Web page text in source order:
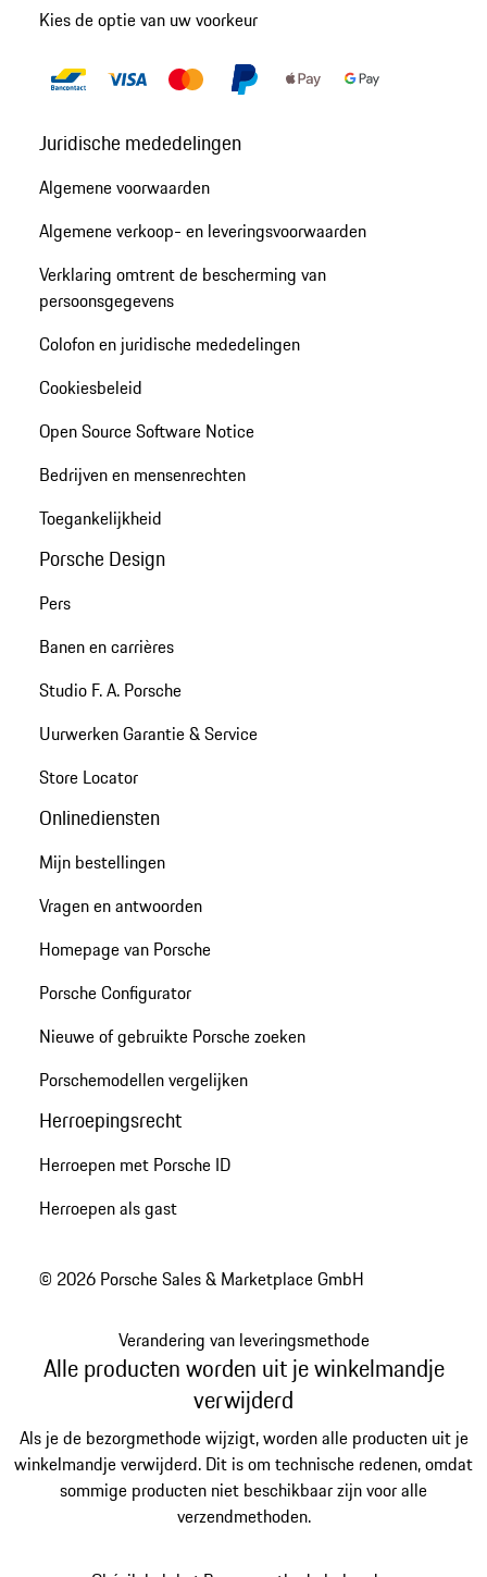
Kies de optie van uw voorkeur
Juridische mededelingen
Algemene voorwaarden
Algemene verkoop- en leveringsvoorwaarden
Verklaring omtrent de bescherming van
persoonsgegevens
Colofon en juridische mededelingen
Cookiesbeleid
Open Source Software Notice
Bedrijven en mensenrechten
Toegankelijkheid
Porsche Design
Pers
Banen en carrières
Studio F. A. Porsche
Uurwerken Garantie & Service
Store Locator
Onlinediensten
Mijn bestellingen
Vragen en antwoorden
Homepage van Porsche
Porsche Configurator
Nieuwe of gebruikte Porsche zoeken
Porschemodellen vergelijken
Herroepingsrecht
Herroepen met Porsche ID
Herroepen als gast
© 2026 Porsche Sales & Marketplace GmbH
Verandering van leveringsmethode
Alle producten worden uit je winkelmandje
verwijderd
Als je de bezorgmethode wijzigt, worden alle producten uit je
winkelmandje verwijderd. Dit is om technische redenen, omdat
sommige producten niet beschikbaar zijn voor alle
verzendmethoden.